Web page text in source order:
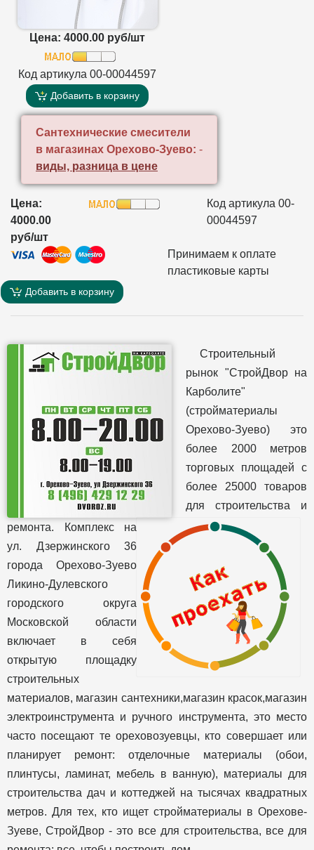
Цена: 4000.00 руб/шт
Код артикула 00-00044597
Добавить в корзину
Сантехнические смесители
в магазинах Орехово-Зуево: -
виды, разница в цене
Цена:
4000.00
руб/шт
Код артикула 00-
00044597
Принимаем к оплате
пластиковые карты
Добавить в корзину
Строительный
рынок "СтройДвор на
Карболите"
(стройматериалы
Орехово-Зуево) это
более 2000 метров
торговых площадей с
более 25000 товаров
для строительства и
ремонта. Комплекс на
ул. Дзержинского 36
города Орехово-Зуево
Ликино-Дулевского
городского округа
Московской области
включает в себя
открытую площадку
строительных
материалов, магазин сантехники,магазин красок,магазин
электроинструмента и ручного инструмента, это место
часто посещают те ореховозуевцы, кто совершает или
планирует ремонт: отделочные материалы (обои,
плинтусы, ламинат, мебель в ванную), материалы для
строительства дач и коттеджей на тысячах квадратных
метров. Для тех, кто ищет стройматериалы в Орехове-
Зуеве, СтройДвор - это все для строительства, все для